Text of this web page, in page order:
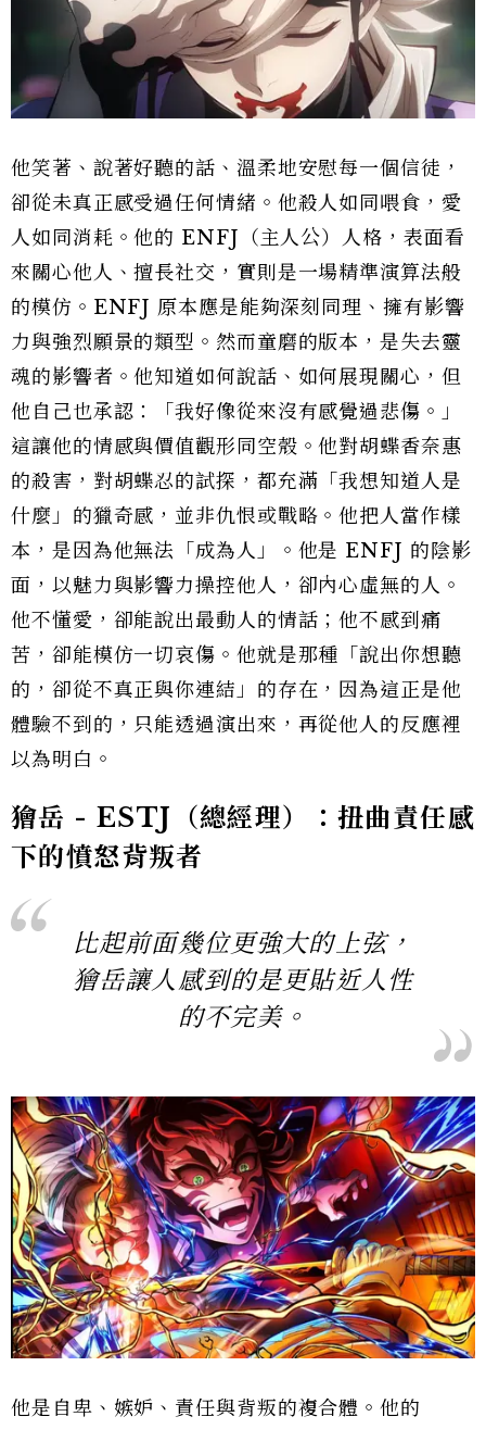
他笑著、說著好聽的話、溫柔地安慰每一個信徒，
卻從未真正感受過任何情緒。他殺人如同喂食，愛
人如同消耗。他的 ENFJ（主人公）人格，表面看
來關心他人、擅長社交，實則是一場精準演算法般
的模仿。ENFJ 原本應是能夠深刻同理、擁有影響
力與強烈願景的類型。然而童磨的版本，是失去靈
魂的影響者。他知道如何說話、如何展現關心，但
他自己也承認：「我好像從來沒有感覺過悲傷。」
這讓他的情感與價值觀形同空殼。他對胡蝶香奈惠
的殺害，對胡蝶忍的試探，都充滿「我想知道人是
什麼」的獵奇感，並非仇恨或戰略。他把人當作樣
本，是因為他無法「成為人」。他是 ENFJ 的陰影
面，以魅力與影響力操控他人，卻內心虛無的人。
他不懂愛，卻能說出最動人的情話；他不感到痛
苦，卻能模仿一切哀傷。他就是那種「說出你想聽
的，卻從不真正與你連結」的存在，因為這正是他
體驗不到的，只能透過演出來，再從他人的反應裡
以為明白。
獪岳 - ESTJ（總經理）：扭曲責任感
下的憤怒背叛者
比起前面幾位更強大的上弦，
獪岳讓人感到的是更貼近人性
的不完美。
他是自卑、嫉妒、責任與背叛的複合體。他的